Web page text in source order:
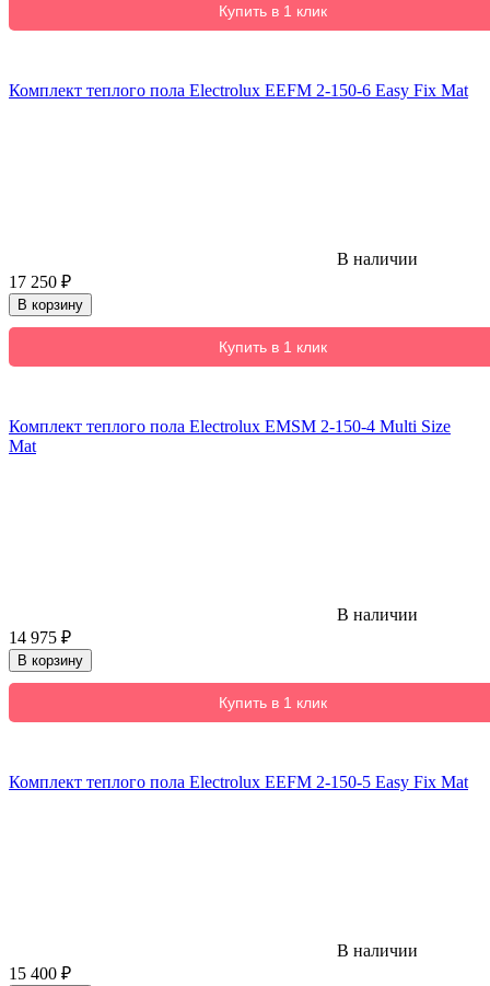
Купить в 1 клик
Комплект теплого пола Electrolux EEFM 2-150-6 Easy Fix Mat
В наличии
17 250 ₽
В корзину
Купить в 1 клик
Комплект теплого пола Electrolux EMSM 2-150-4 Multi Size
Mat
В наличии
14 975 ₽
В корзину
Купить в 1 клик
Комплект теплого пола Electrolux EEFM 2-150-5 Easy Fix Mat
В наличии
15 400 ₽